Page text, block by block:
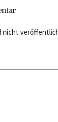
nicht